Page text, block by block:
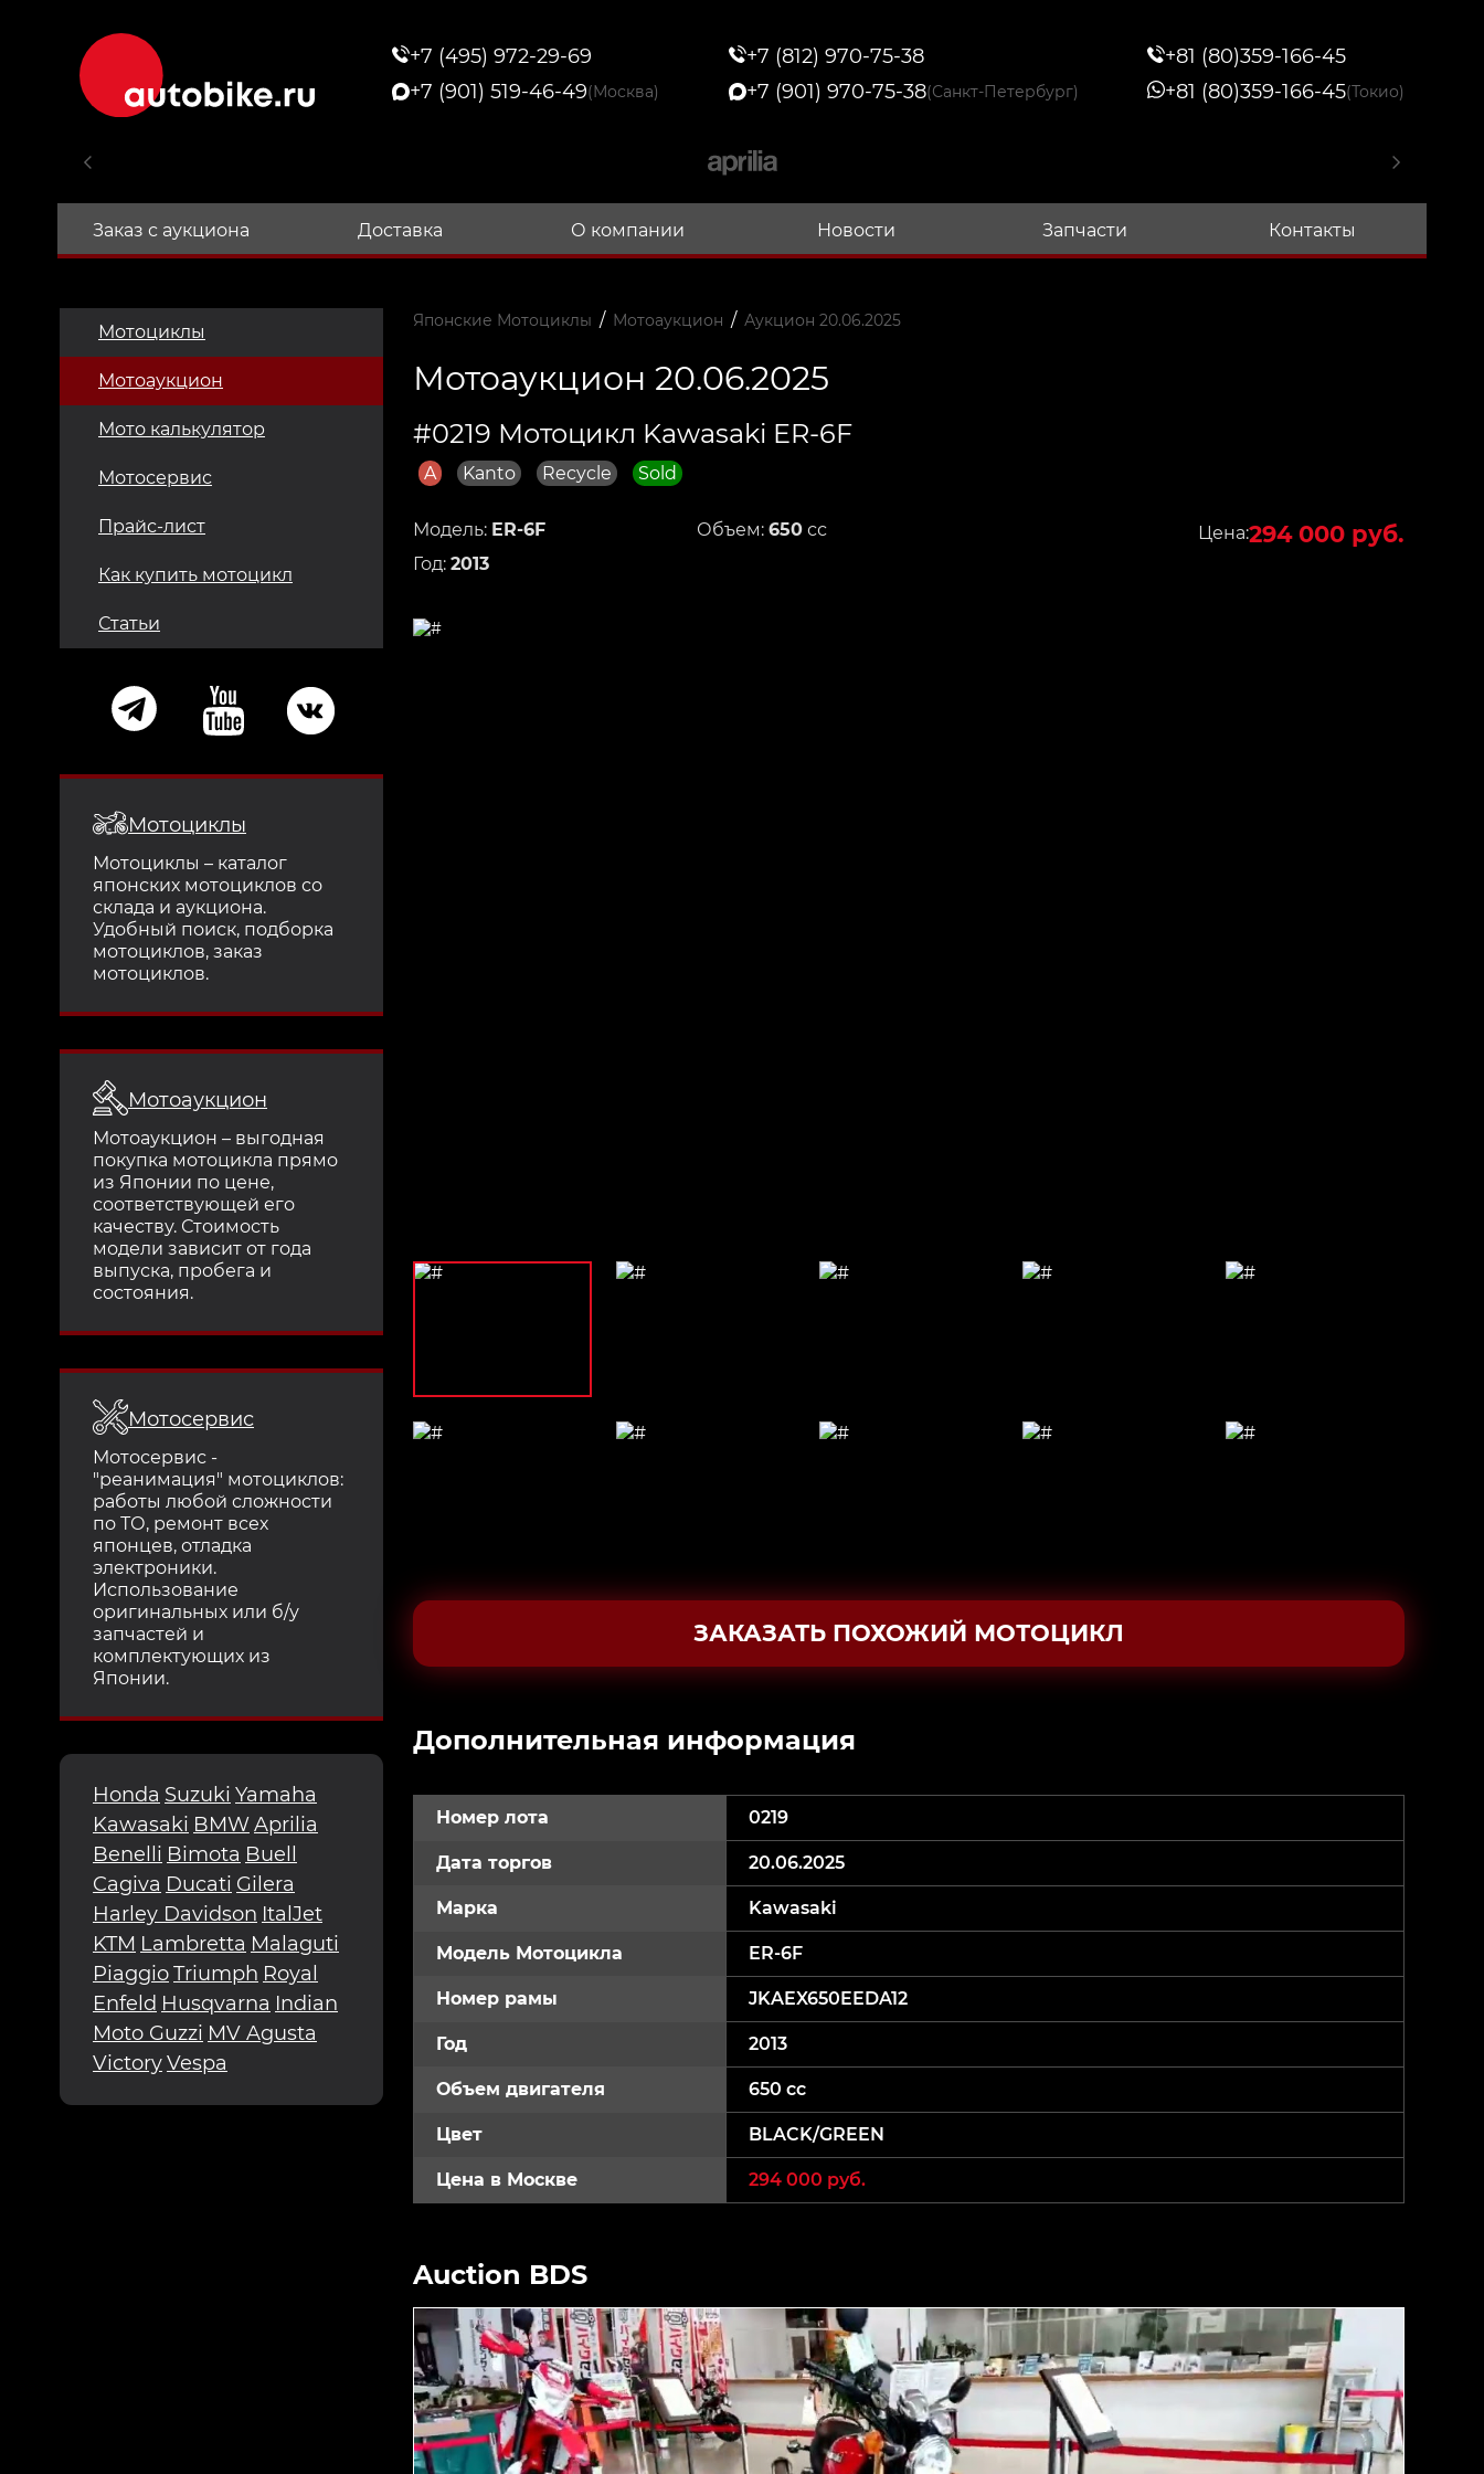
+7 (495) 972-29-69
+7 (901) 519-46-49(Москва)
+7 (812) 970-75-38
+7 (901) 970-75-38(Санкт-Петербург)
+81 (80)359-166-45
+81 (80)359-166-45(Токио)
Заказ с аукциона Доставка О компании Новости Запчасти Контакты
Мотоциклы
Мотоаукцион
Мото калькулятор
Мотосервис
Прайс-лист
Как купить мотоцикл
Статьи
Мотоциклы
Мотоциклы – каталог
японских мотоциклов со
склада и аукциона.
Удобный поиск, подборка
мотоциклов, заказ
мотоциклов.
Мотоаукцион
Мотоаукцион – выгодная
покупка мотоцикла прямо
из Японии по цене,
соответствующей его
качеству. Стоимость
модели зависит от года
выпуска, пробега и
состояния.
Мотосервис
Мотосервис -
"реанимация" мотоциклов:
работы любой сложности
по ТО, ремонт всех
японцев, отладка
электроники.
Использование
оригинальных или б/у
запчастей и
комплектующих из
Японии.
Honda Suzuki Yamaha
Kawasaki BMWAprilia
Benelli Bimota Buell
Cagiva Ducati Gilera
Harley Davidson ItalJet
KTM Lambretta Malaguti
PiaggioTriumph Royal
Enfeld Husqvarna Indian
Moto Guzzi MV Agusta
VictoryVespa
Японские Мотоциклы / Мотоаукцион / Аукцион 20.06.2025
Мотоаукцион 20.06.2025
#0219 Мотоцикл Kawasaki ER-6F
A Kanto Recycle Sold
Модель: ER-6F
Год: 2013
Объем: 650 сс Цена:294 000 руб.
ЗАКАЗАТЬ ПОХОЖИЙ МОТОЦИКЛ
Дополнительная информация
Номер лота 0219
Дата торгов 20.06.2025
Марка Kawasaki
Модель Мотоцикла ER-6F
Номер рамы JKAEX650EEDA12
Год 2013
Объем двигателя 650 cc
Цвет BLACK/GREEN
Цена в Москве 294 000 руб.
Auction BDS